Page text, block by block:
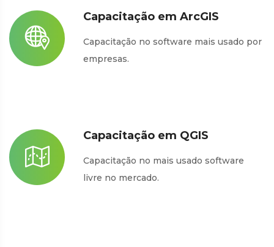
Capacitação em ArcGIS
Capacitação no software mais usado por
empresas.
Capacitação em QGIS
Capacitação no mais usado software
livre no mercado.